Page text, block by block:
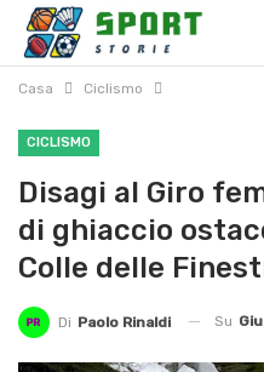
Casa Ciclismo
CICLISMO
Disagi al Giro
di ghiaccio
Colle delle
Di Paolo Rinaldi Su